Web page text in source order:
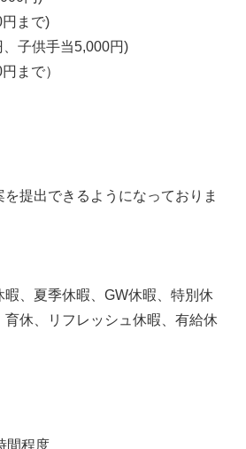
まで)
子供手当5,000円)
まで）
提出できるようになっておりま
、夏季休暇、GW休暇、特別休
育休、リフレッシュ休暇、有給休
間程度